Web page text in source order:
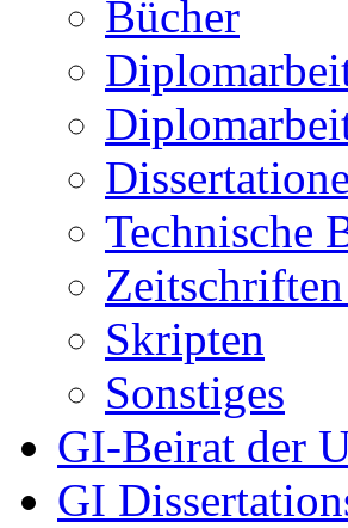
Bücher
Technische
Skripten
Sonstiges
GI-Beirat der
GI